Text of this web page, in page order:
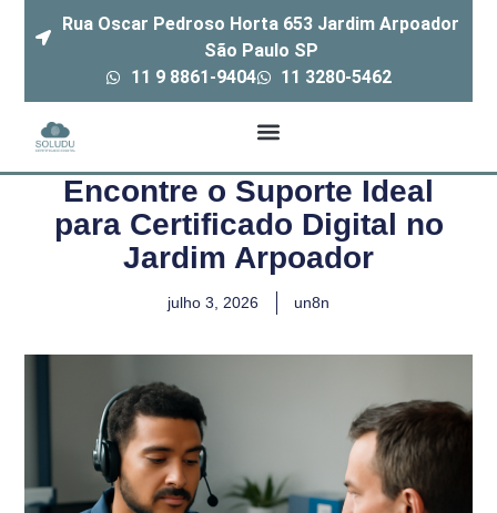
Rua Oscar Pedroso Horta 653 Jardim Arpoador
São Paulo SP
11 9 8861-9404
11 3280-5462
Encontre o Suporte Ideal
para Certificado Digital no
Jardim Arpoador
julho 3, 2026 un8n